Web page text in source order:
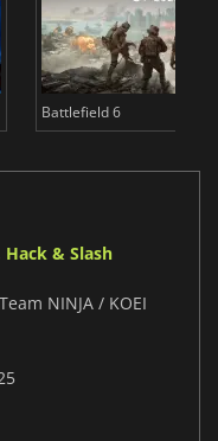
Battlefield 6
Hack & Slash
NINJA / KOEI